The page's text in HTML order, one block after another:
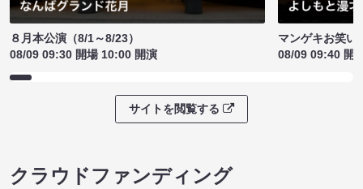
８月本公演（8/1～8/23）
08/09 09:30 開場 10:00 開演
マンゲキお笑い
08/09 09:40 開
サイトを閲覧する
クラウドファンディング